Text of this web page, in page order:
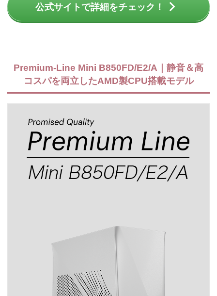
公式サイトで詳細をチェック！
Premium-Line Mini B850FD/E2/A｜静音＆高
コスパを両立したAMD製CPU搭載モデル